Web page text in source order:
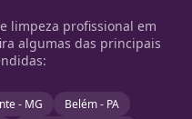
limpeza profissional em
algumas das principais
- MG
Belém - PA